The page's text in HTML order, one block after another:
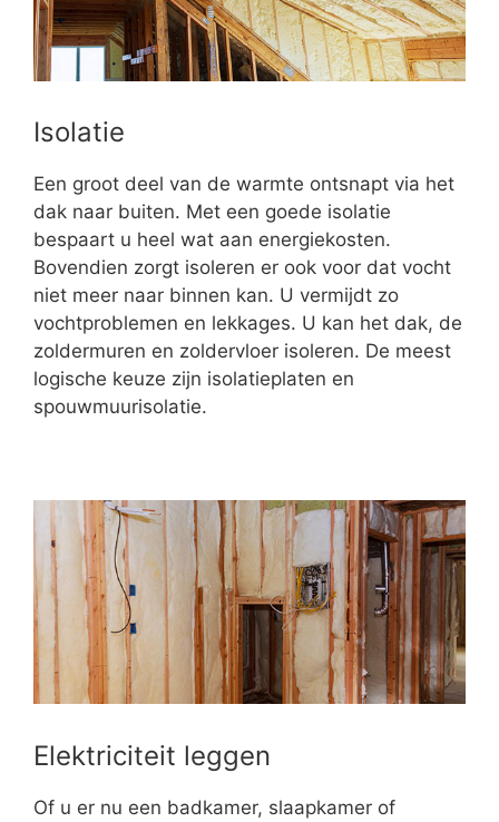
Isolatie
Een groot deel van de warmte ontsnapt via het
dak naar buiten. Met een goede isolatie
bespaart u heel wat aan energiekosten.
Bovendien zorgt isoleren er ook voor dat vocht
niet meer naar binnen kan. U vermijdt zo
vochtproblemen en lekkages. U kan het dak, de
zoldermuren en zoldervloer isoleren. De meest
logische keuze zijn isolatieplaten en
spouwmuurisolatie.
Elektriciteit leggen
Of u er nu een badkamer, slaapkamer of